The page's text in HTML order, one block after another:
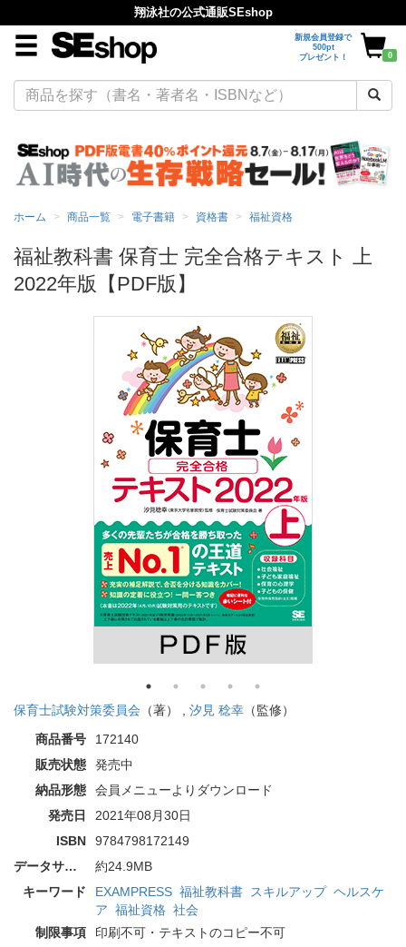
翔泳社の公式通販SEshop
新規会員登録で
500pt
プレゼント！
0
ホーム 商品一覧 電子書籍 資格書 福祉資格
福祉教科書 保育士 完全合格テキスト 上
2022年版【PDF版】
保育士試験対策委員会 （著） , 汐見 稔幸 （監修）
商品番号
172140
販売状態
発売中
納品形態
会員メニューよりダウンロード
発売日
2021年08月30日
ISBN
9784798172149
データサイズ
約24.9MB
キーワード
EXAMPRESS 福祉教科書 スキルアップ ヘルスケ
ア 福祉資格 社会
制限事項
印刷不可・テキストのコピー不可